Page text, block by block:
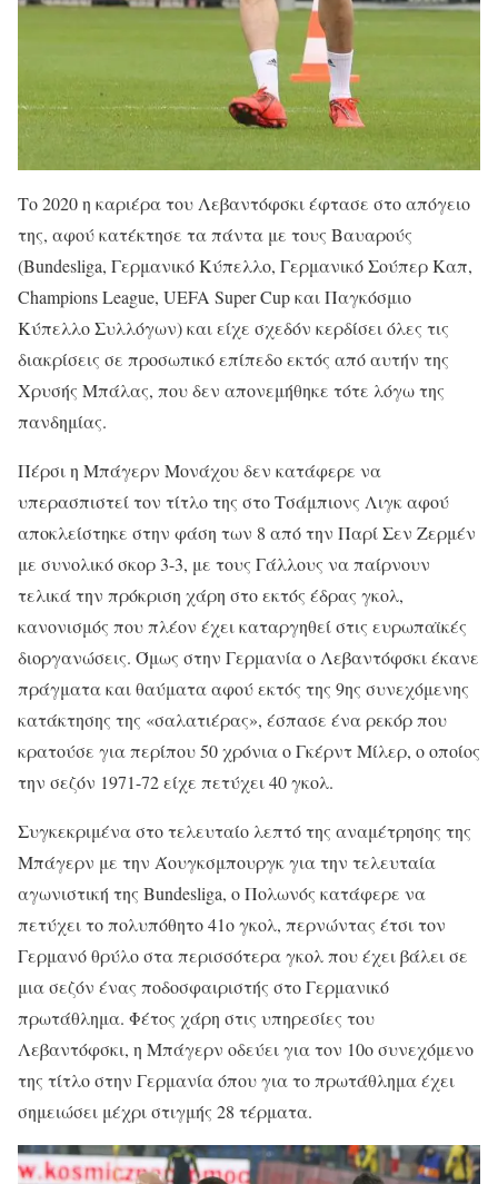
Το 2020 η καριέρα του Λεβαντόφσκι έφτασε στο απόγειο
της, αφού κατέκτησε τα πάντα με τους Βαυαρούς
(Bundesliga, Γερμανικό Κύπελλο, Γερμανικό Σούπερ Καπ,
Champions League, UEFA Super Cup και Παγκόσμιο
Κύπελλο Συλλόγων) και είχε σχεδόν κερδίσει όλες τις
διακρίσεις σε προσωπικό επίπεδο εκτός από αυτήν της
Χρυσής Μπάλας, που δεν απονεμήθηκε τότε λόγω της
πανδημίας.
Πέρσι η Μπάγερν Μονάχου δεν κατάφερε να
υπερασπιστεί τον τίτλο της στο Τσάμπιονς Λιγκ αφού
αποκλείστηκε στην φάση των 8 από την Παρί Σεν Ζερμέν
με συνολικό σκορ 3-3, με τους Γάλλους να παίρνουν
τελικά την πρόκριση χάρη στο εκτός έδρας γκολ,
κανονισμός που πλέον έχει καταργηθεί στις ευρωπαϊκές
διοργανώσεις. Όμως στην Γερμανία ο Λεβαντόφσκι έκανε
πράγματα και θαύματα αφού εκτός της 9ης συνεχόμενης
κατάκτησης της «σαλατιέρας», έσπασε ένα ρεκόρ που
κρατούσε για περίπου 50 χρόνια ο Γκέρντ Μίλερ, ο οποίος
την σεζόν 1971-72 είχε πετύχει 40 γκολ.
Συγκεκριμένα στο τελευταίο λεπτό της αναμέτρησης της
Μπάγερν με την Άουγκσμπουργκ για την τελευταία
αγωνιστική της Bundesliga, ο Πολωνός κατάφερε να
πετύχει το πολυπόθητο 41ο γκολ, περνώντας έτσι τον
Γερμανό θρύλο στα περισσότερα γκολ που έχει βάλει σε
μια σεζόν ένας ποδοσφαιριστής στο Γερμανικό
πρωτάθλημα. Φέτος χάρη στις υπηρεσίες του
Λεβαντόφσκι, η Μπάγερν οδεύει για τον 10ο συνεχόμενο
της τίτλο στην Γερμανία όπου για το πρωτάθλημα έχει
σημειώσει μέχρι στιγμής 28 τέρματα.